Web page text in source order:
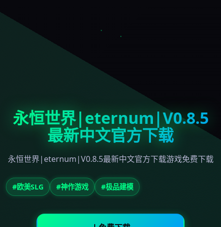
永恒世界|eternum|V0.8.5
最新中文官方下载
永恒世界|eternum|V0.8.5最新中文官方下载游戏免费下载
#欧美SLG #神作游戏 #极品建模